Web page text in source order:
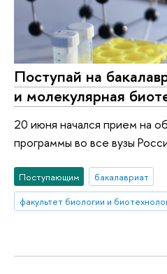
Поступай на
и молекулярная
20 июня начался прием на
программы во все вузы
Поступающим
бакалавриат
факультет биологии и